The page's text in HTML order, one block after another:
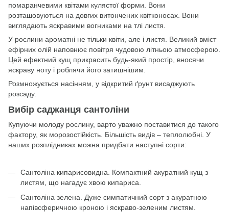
помаранчевими квітами кулястої форми. Вони
розташовуються на довгих витончених квітконосах. Вони
виглядають яскравими вогниками на тлі листя.
У рослини ароматні не тільки квіти, але і листя. Великий вміст
ефірних олій наповнює повітря чудовою літньою атмосферою.
Цей ефектний кущ прикрасить будь-який простір, вносячи
яскраву ноту і роблячи його затишнішим.
Розмножується насінням, у відкритий ґрунт висаджують
розсаду.
Вибір саджанця сантоліни
Купуючи молоду рослину, варто уважно поставитися до такого
фактору, як морозостійкість. Більшість видів – теплолюбні. У
наших розплідниках можна придбати наступні сорти:
Сантоліна кипарисовидна. Компактний акуратний кущ з
листям, що нагадує хвою кипариса.
Сантоліна зелена. Дуже симпатичний сорт з акуратною
напівсферичною кроною і яскраво-зеленим листям.